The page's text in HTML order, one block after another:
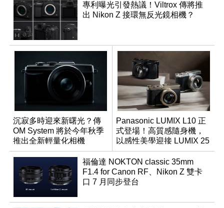
專利曝光引發熱議！Viltrox 傳將推
出 Nikon Z 接環無反光鏡相機？
沉寂多時迎來新曙光？傳
OM System 將於今年秋季
推出全新輕量化相機
Panasonic LUMIX L10 正
式登場！高質感隨身機，
以感性美學迎接 LUMIX 25
週年
福倫達 NOKTON classic 35mm
F1.4 for Canon RF、Nikon Z 雙卡
口 7 月同步登台